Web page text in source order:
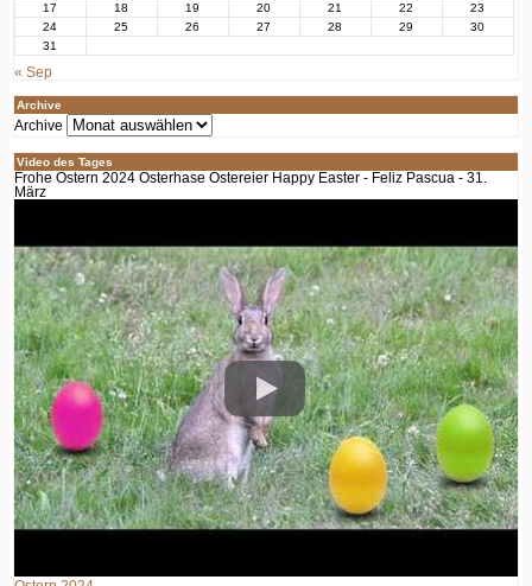
17
18 19 20 21 22
23
24
25 26 27 28 29
30
31
« Sep
Archive
Archive
Video des Tages
Frohe Ostern 2024 Osterhase Ostereier Happy Easter - Feliz Pascua - 31.
März